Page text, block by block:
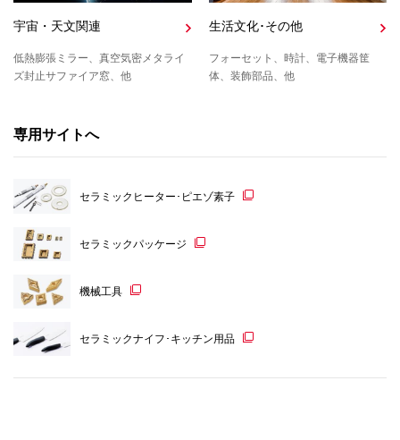
宇宙・天文関連
低熱膨張ミラー、真空気密メタライ
ズ封止サファイア窓、他
生活文化･その他
フォーセット、時計、電子機器筐
体、装飾部品、他
専用サイトへ
セラミックヒーター･ピエゾ素子
セラミックパッケージ
機械工具
セラミックナイフ･キッチン用品